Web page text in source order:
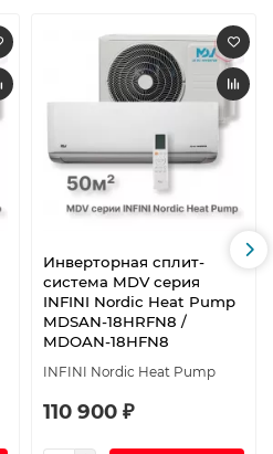
Инверторная сплит-
система MDV серия
INFINI Nordic Heat Pump
MDSAN-18HRFN8 /
MDOAN-18HFN8
INFINI Nordic Heat Pump
110 900 ₽